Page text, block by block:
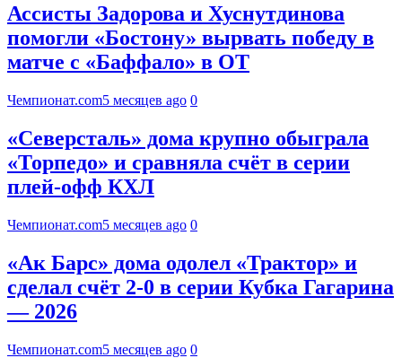
Ассисты Задорова и Хуснутдинова
помогли «Бостону» вырвать победу в
матче с «Баффало» в ОТ
Чемпионат.com5 месяцев ago 0
«Северсталь» дома крупно обыграла
«Торпедо» и сравняла счёт в серии
плей-офф КХЛ
Чемпионат.com5 месяцев ago 0
«Ак Барс» дома одолел «Трактор» и
сделал счёт 2-0 в серии Кубка Гагарина
— 2026
Чемпионат.com5 месяцев ago 0